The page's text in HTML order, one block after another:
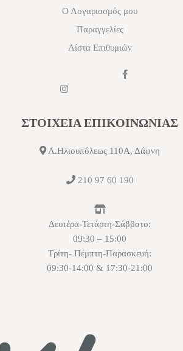
Ο Λογαριασμός μου
Παραγγελίες
Λίστα Επιθυμιών
ΣΤΟΙΧΕΙΑ ΕΠΙΚΟΙΝΩΝΙΑΣ
Λ.Ηλιουπόλεως 110Α, Δάφνη
210 97 60 190
Δευτέρα-Τετάρτη-Σάββατο:
09:30 – 15:00
Τρίτη- Πέμπτη-Παρασκευή:
09:30-14:00 & 17:30-21:00